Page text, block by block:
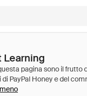
Learning